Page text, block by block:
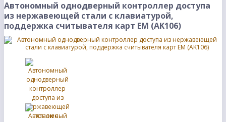
Автономный однодверный контроллер доступа
из нержавеющей стали с клавиатурой,
поддержка считывателя карт EM (AK106)